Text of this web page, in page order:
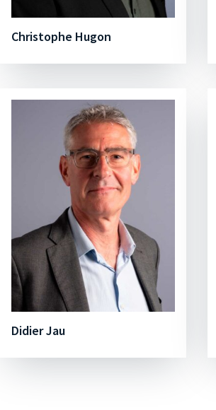
Christophe Hugon
Didier Jau